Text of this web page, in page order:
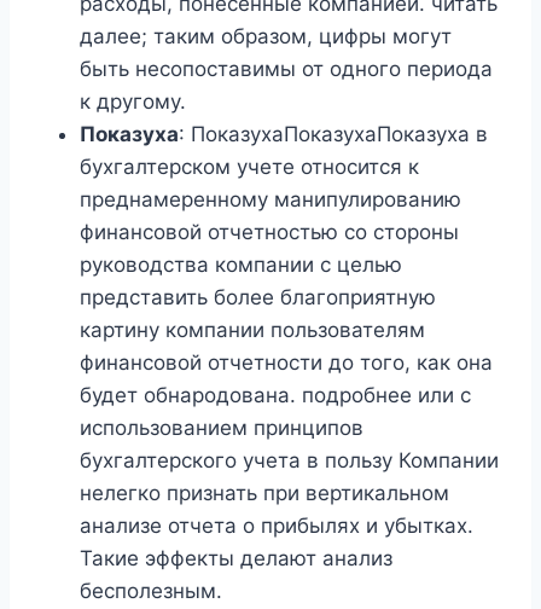
далее; таким образом, цифры могут
быть несопоставимы от одного периода
к другому.
Показуха: ПоказухаПоказухаПоказуха в
бухгалтерском учете относится к
преднамеренному манипулированию
финансовой отчетностью со стороны
руководства компании с целью
представить более благоприятную
картину компании пользователям
финансовой отчетности до того, как она
будет обнародована. подробнее или с
использованием принципов
бухгалтерского учета в пользу Компании
нелегко признать при вертикальном
анализе отчета о прибылях и убытках.
Такие эффекты делают анализ
бесполезным.